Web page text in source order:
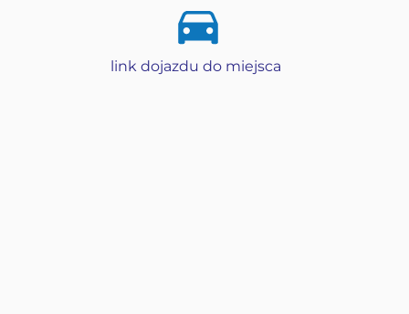
link dojazdu do miejsca